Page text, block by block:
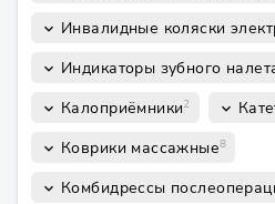
keyboard_arrow_down Инвалидные коляски
keyboard_arrow_down Индикаторы зубного
keyboard_arrow_down Калоприёмники2 keyboard_arrow_down
keyboard_arrow_down Коврики массажные8
keyboard_arrow_down Комбидрессы